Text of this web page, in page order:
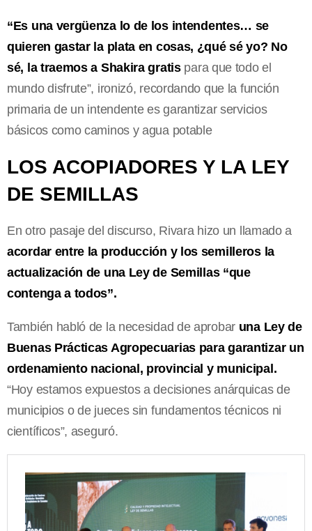
“Es una vergüenza lo de los intendentes… se
quieren gastar la plata en cosas, ¿qué sé yo? No
sé, la traemos a Shakira gratispara que todo el
mundo disfrute”, ironizó, recordando que la función
primaria de un intendente es garantizar servicios
básicos como caminos y agua potable
LOS ACOPIADORES Y LA LEY
DE SEMILLAS
En otro pasaje del discurso, Rivara hizo un llamado a
acordar entre la producción y los semilleros la
actualización de una Ley de Semillas “que
contenga a todos”.
También habló de la necesidad de aprobar una Ley de
Buenas Prácticas Agropecuarias para garantizar un
ordenamiento nacional, provincial y municipal.
“Hoy estamos expuestos a decisiones anárquicas de
municipios o de jueces sin fundamentos técnicos ni
científicos”, aseguró.